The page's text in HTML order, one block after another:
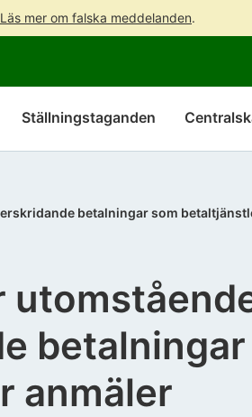
Läs mer om falska meddelanden.
till
innehållet
hela
webbplatsens
Ställningstaganden
betalningar som
betalningar
anmäler